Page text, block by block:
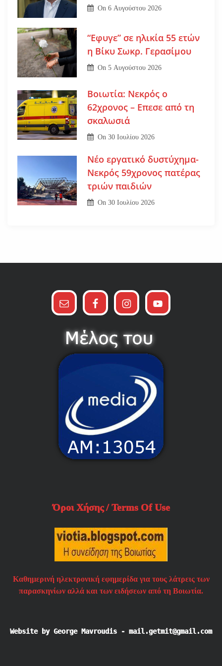
On6 Αυγούστου 2026
“Εφυγε” σε ηλικία 55 ετών
η Βίκυ Σωκρ. Γερασίμου
On5 Αυγούστου 2026
Βοιωτία: Νεκρός ο
62χρονος – Επεσε από τη
σκαλωσιά
On30 Ιουλίου 2026
Νέο εργατικό δυστύχημα-
Νεκρός 59χρονος πατέρας
τριών παιδιών
On30 Ιουλίου 2026
Όροι Χήσης / Terms Of Use
Καθημερινή ηλεκτρονική εφημερίδα για τους λάτρεις των
παρασκηνίων αλλά και των ειδήσεων από τη Βοιωτία.
Website by George Mavroudis - mail.getmit@gmail.com